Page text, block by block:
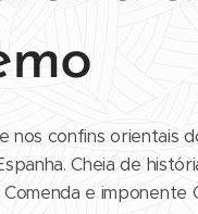
nos confins orientais
Cheia de
e imponente